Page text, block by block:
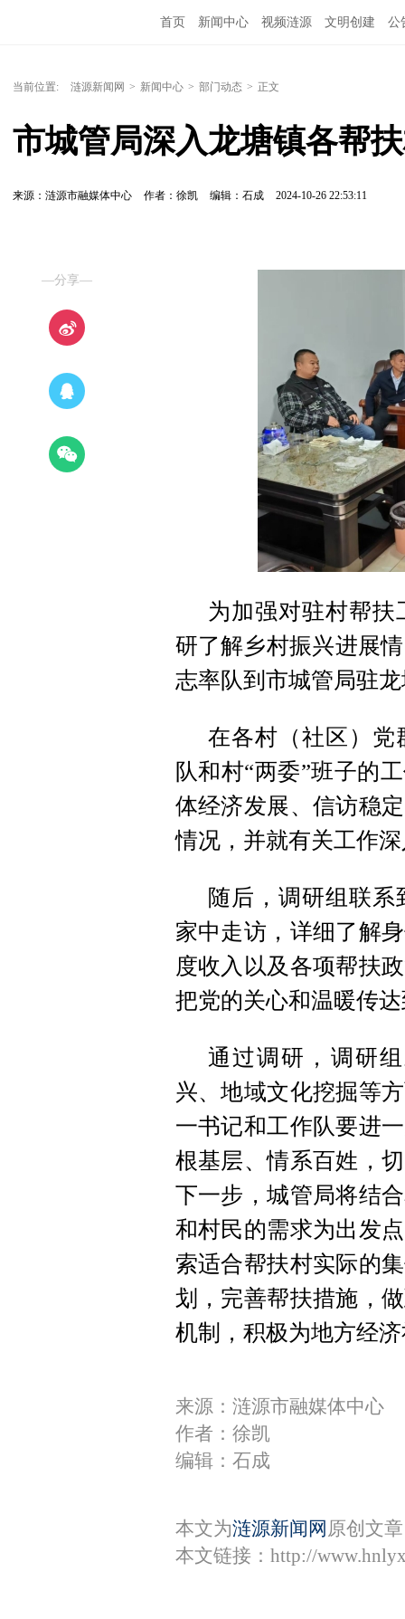
首页 新闻中心 视频涟源 文明创建 公
当前位置: 涟源新闻网 > 新闻中心 > 部门动态 > 正文
市城管局深入龙塘镇各帮
来源：涟源市融媒体中心 作者：徐凯 编辑：石成 2024-10-26 22:53:11
—分享—
为加强对驻村帮
研了解乡村振兴进展
志率队到市城管局驻
在各村（社区）党
队和村“两委”班子的
体经济发展、信访稳
情况，并就有关工作
随后，调研组联
家中走访，详细了解
度收入以及各项帮扶
把党的关心和温暖传
通过调研，调研
兴、地域文化挖掘等
一书记和工作队要进
根基层、情系百姓，
下一步，城管局将结
和村民的需求为出发
索适合帮扶村实际的
划，完善帮扶措施，
机制，积极为地方经
来源：涟源市融媒体中心
作者：徐凯
编辑：石成
本文为涟源新闻网 原创文
本文链接： http://